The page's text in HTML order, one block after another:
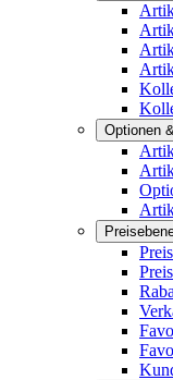
Optionen